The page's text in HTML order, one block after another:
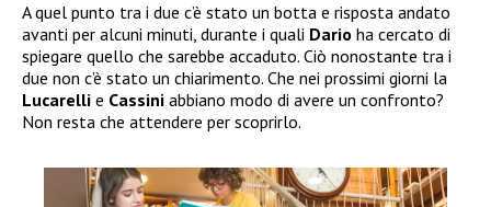
A quel punto tra i due c’è stato un botta e risposta andato
avanti per alcuni minuti, durante i quali Dario ha cercato di
spiegare quello che sarebbe accaduto. Ciò nonostante tra i
due non c’è stato un chiarimento. Che nei prossimi giorni la
Lucarelli e Cassini abbiano modo di avere un confronto?
Non resta che attendere per scoprirlo.